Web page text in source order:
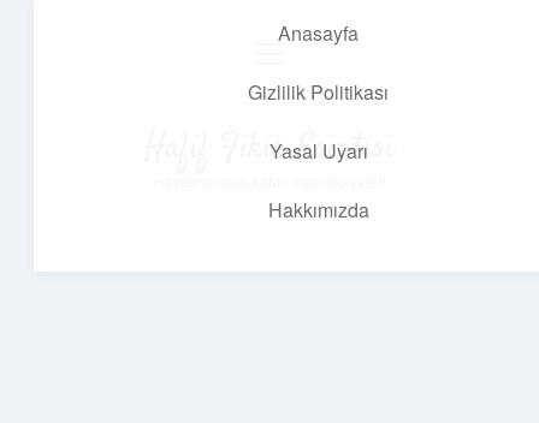
Anasayfa
Gizlilik Politikası
Yasal Uyarı
Hakkımızda
Hafif Fikir Esintisi